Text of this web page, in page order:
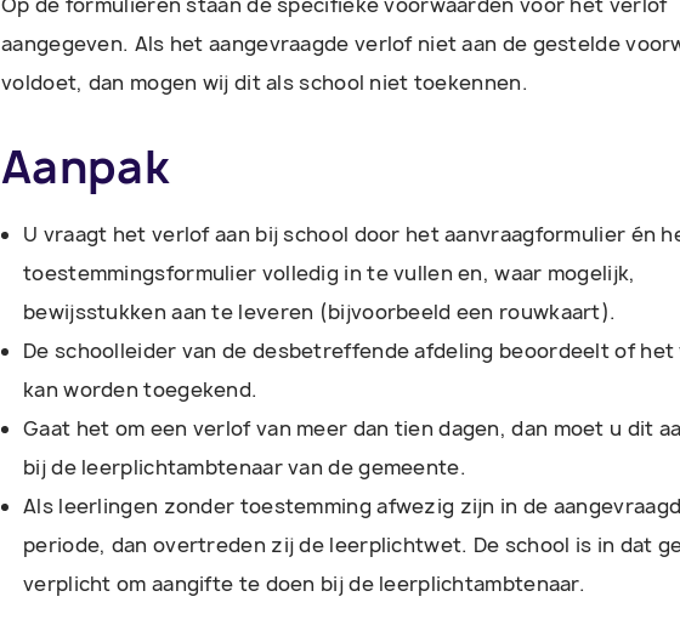
aangegeven. Als het aangevraagde verlof niet aan de gestelde
voldoet, dan mogen wij dit als school niet toekennen.
Aanpak
U vraagt het verlof aan bij school door het aanvraagformulier én
toestemmingsformulier volledig in te vullen en, waar mogelijk,
bewijsstukken aan te leveren (bijvoorbeeld een rouwkaart).
De schoolleider van de desbetreffende afdeling beoordeelt of
kan worden toegekend.
Gaat het om een verlof van meer dan tien dagen, dan moet u dit
bij de leerplichtambtenaar van de gemeente.
Als leerlingen zonder toestemming afwezig zijn in de
periode, dan overtreden zij de leerplichtwet. De school is in dat
verplicht om aangifte te doen bij de leerplichtambtenaar.